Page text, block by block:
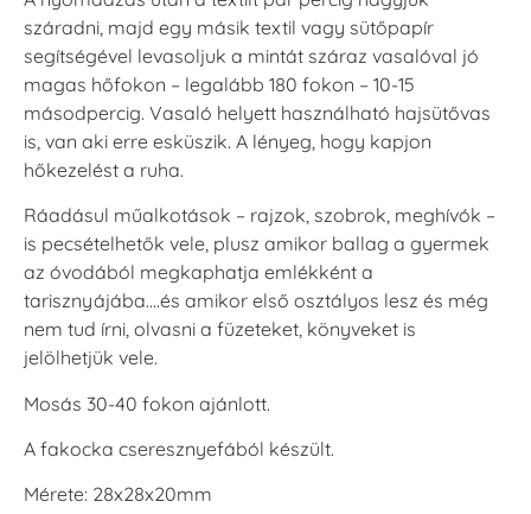
száradni, majd egy másik textil vagy sütőpapír
segítségével levasoljuk a mintát száraz vasalóval jó
magas hőfokon – legalább 180 fokon – 10-15
másodpercig. Vasaló helyett használható hajsütővas
is, van aki erre esküszik. A lényeg, hogy kapjon
hőkezelést a ruha.
Ráadásul műalkotások – rajzok, szobrok, meghívók –
is pecsételhetők vele, plusz amikor ballag a gyermek
az óvodából megkaphatja emlékként a
tarisznyájába….és amikor első osztályos lesz és még
nem tud írni, olvasni a füzeteket, könyveket is
jelölhetjük vele.
Mosás 30-40 fokon ajánlott.
A fakocka cseresznyefából készült.
Mérete: 28x28x20mm